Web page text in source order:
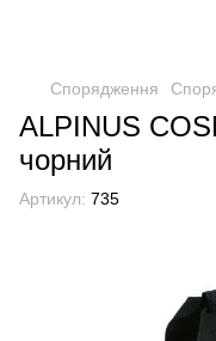
Спорядження
ALPINUS
чорний
Артикул: 735